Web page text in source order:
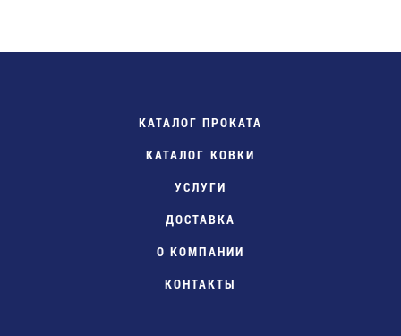
КАТАЛОГ ПРОКАТА
КАТАЛОГ КОВКИ
УСЛУГИ
ДОСТАВКА
О КОМПАНИИ
КОНТАКТЫ